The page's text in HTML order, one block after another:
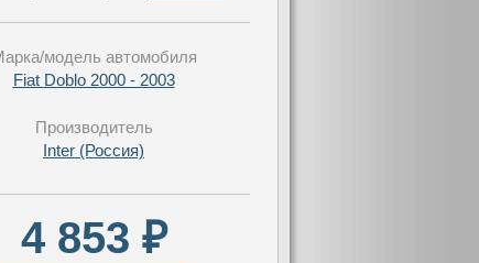
модель автомобиля
Fiat Doblo 2000 - 2003
Производитель
Inter (Россия)
4 853 ₽